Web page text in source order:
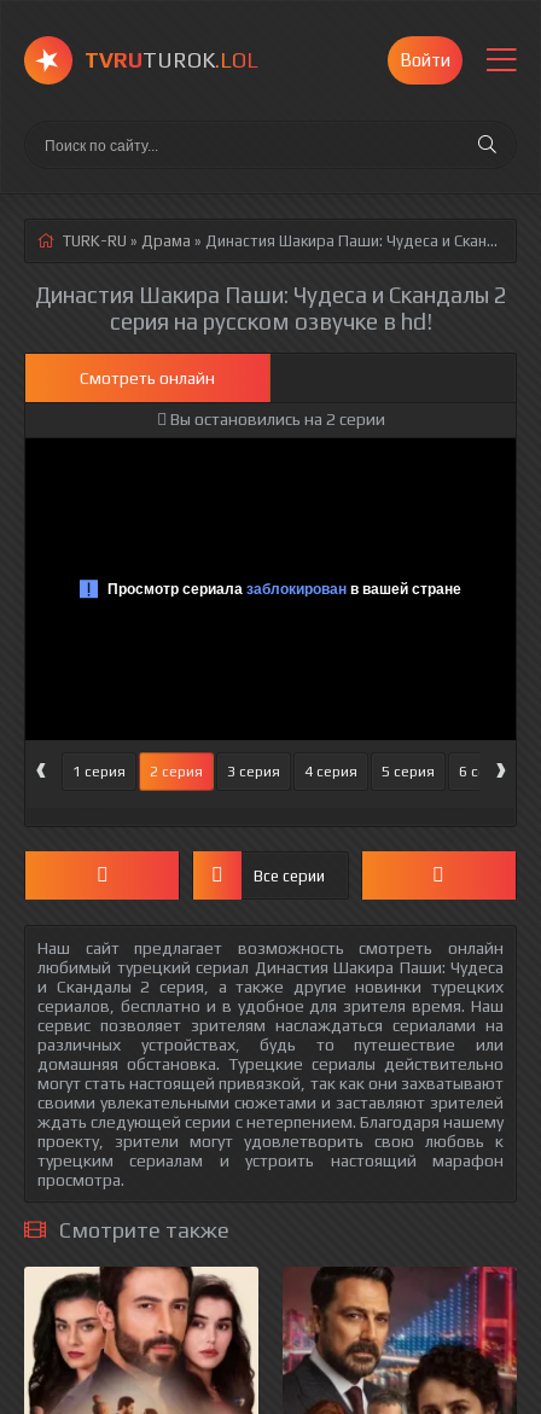
TVRUTUROK.LOL Войти
TURK-RU » Драма » Династия Шакира Паши: Чудеса и Скандалы 2 серия
Династия Шакира Паши: Чудеса и Скандалы 2
серия на русском озвучке в hd!
Смотреть онлайн
Вы остановились на 2 серии
‹ 1 серия 2 серия 3 серия 4 серия 5 серия 6 серия
›
Все серии
Наш сайт предлагает возможность смотреть онлайн
любимый турецкий сериал Династия Шакира Паши: Чудеса
и Скандалы 2 серия, а также другие новинки турецких
сериалов, бесплатно и в удобное для зрителя время. Наш
сервис позволяет зрителям наслаждаться сериалами на
различных устройствах, будь то путешествие или
домашняя обстановка. Турецкие сериалы действительно
могут стать настоящей привязкой, так как они захватывают
своими увлекательными сюжетами и заставляют зрителей
ждать следующей серии с нетерпением. Благодаря нашему
проекту, зрители могут удовлетворить свою любовь к
турецким сериалам и устроить настоящий марафон
просмотра.
Смотрите также